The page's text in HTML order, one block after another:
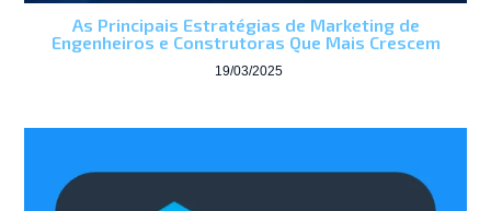
As Principais Estratégias de Marketing de
Engenheiros e Construtoras Que Mais Crescem
19/03/2025